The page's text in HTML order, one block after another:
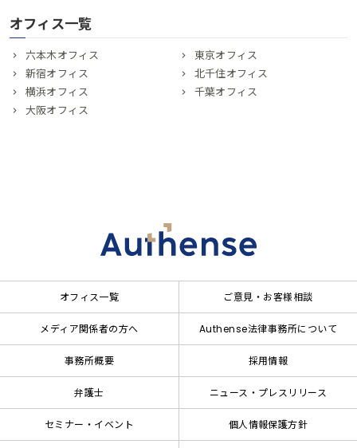
オフィス一覧
六本木オフィス
東京オフィス
新宿オフィス
北千住オフィス
横浜オフィス
千葉オフィス
大阪オフィス
オフィス一覧 ご意見・お客様相談
メディア関係者の方へ Authense法律事務所について
事務所概要 採用情報
弁護士 ニュース・プレスリリース
セミナー・イベント 個人情報保護方針